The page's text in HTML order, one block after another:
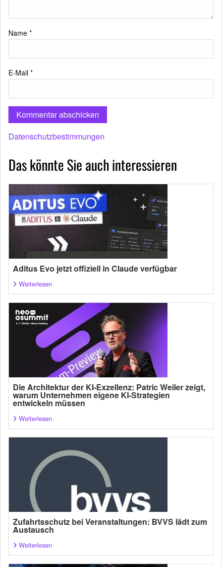
Name *
E-Mail *
Datenschutzbestimmungen
Das könnte Sie auch interessieren
Aditus Evo jetzt offiziell in Claude verfügbar
Weiterlesen
Die Architektur der KI-Exzellenz: Patric Weiler zeigt,
warum Unternehmen eigene KI-Strategien
entwickeln müssen
Weiterlesen
Zufahrtsschutz bei Veranstaltungen: BVVS lädt zum
Austausch
Weiterlesen